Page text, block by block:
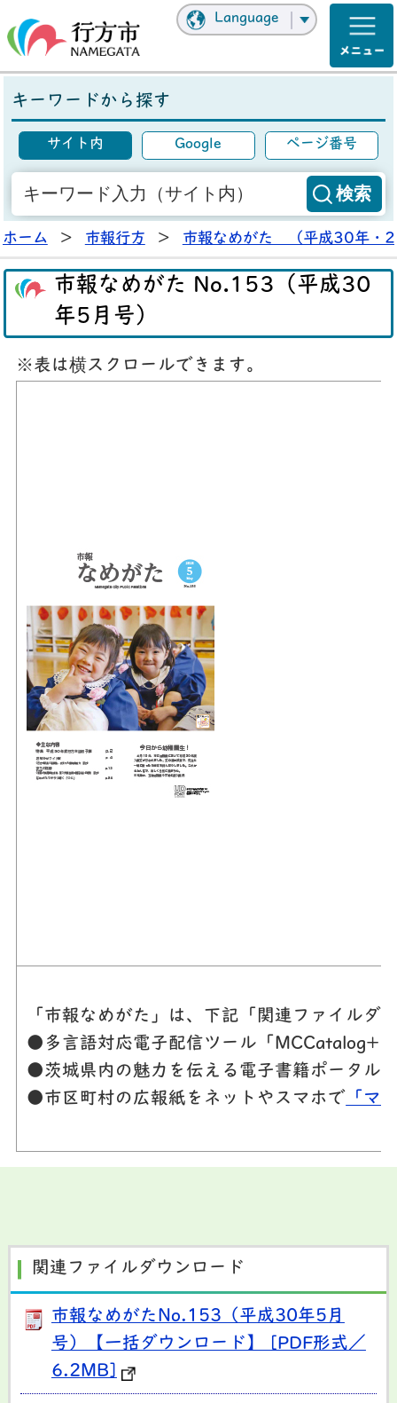
Language
キーワードから探す
サイト内 Google ページ番号
ホーム > 市報行方 > 市報なめがた （平成30年・
市報なめがた No.153（平成30
年5月号）
※表は横スクロールできます。
「市報なめがた」は、下記「関連ファイルダ
●多言語対応電子配信ツール「MCCatalog+
●茨城県内の魅力を伝える電子書籍ポータル
●市区町村の広報紙をネットやスマホで
「マ
関連ファイルダウンロード
市報なめがたNo.153（平成30年5月
号）【一括ダウンロード】 [PDF形式／
6.2MB]